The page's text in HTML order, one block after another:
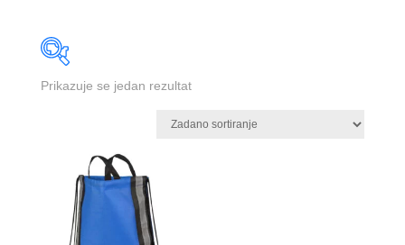
Prikazuje se jedan rezultat